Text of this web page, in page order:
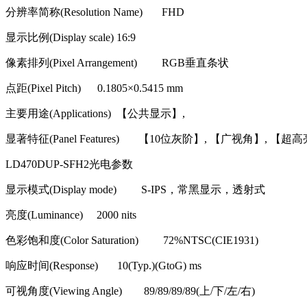
分辨率简称(Resolution Name) FHD
显示比例(Display scale) 16:9
像素排列 (Pixel Arrangement) RGB垂直条状
点距(Pixel Pitch) 0.1805×0.5415 mm
主要用途(Applications) 【公共显示】 ,
显著特征(Panel Features) 【 10位灰阶】 , 【广视角】 , 【超高
LD470DUP-SFH2光电参数
显示模式(Display mode) S-IPS ，常黑显示，透射式
亮度(Luminance) 2000 nits
色彩饱和度(Color Saturation) 72%NTSC(CIE1931)
响应时间(Response) 10(Typ.)(GtoG) ms
可视角度(Viewing Angle) 89/89/89/89( 上/下/左/右)